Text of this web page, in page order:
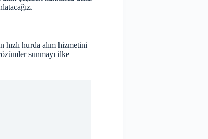
hurda alım hizmetini
sunmayı ilke